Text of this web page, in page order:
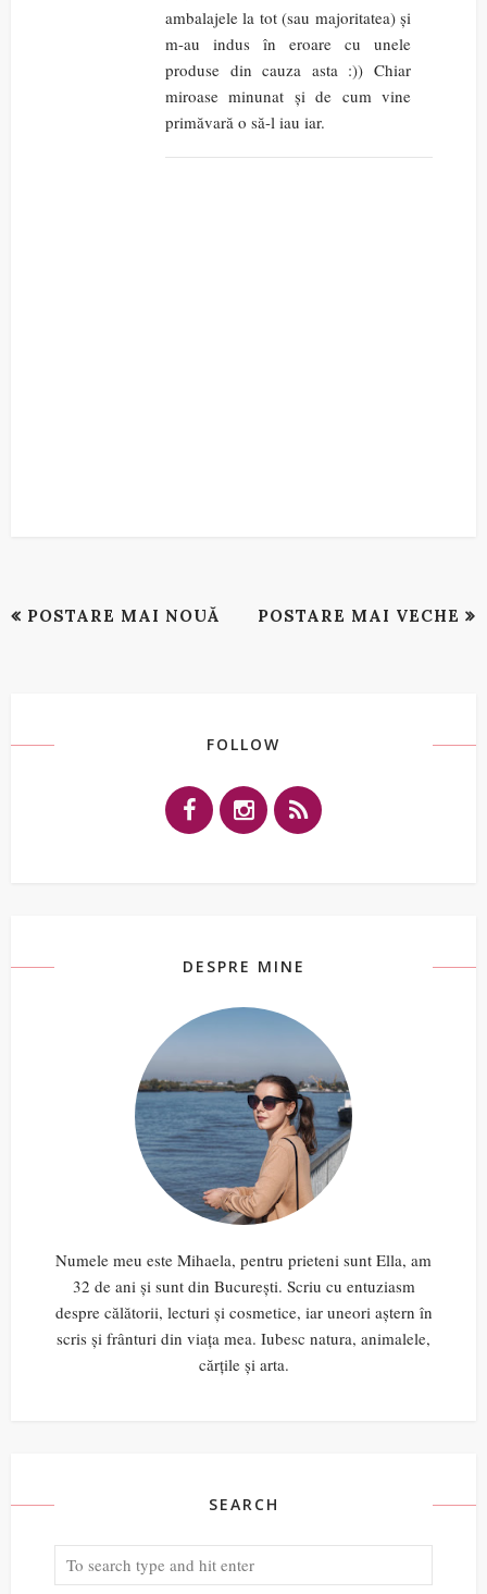
ambalajele la tot (sau majoritatea) și
m-au indus în eroare cu unele
produse din cauza asta :)) Chiar
miroase minunat și de cum vine
primăvară o să-l iau iar.
POSTARE MAI NOUĂ POSTARE MAI VECHE
FOLLOW
DESPRE MINE
Numele meu este Mihaela, pentru prieteni sunt Ella, am
32 de ani și sunt din București. Scriu cu entuziasm
despre călătorii, lecturi și cosmetice, iar uneori aștern în
scris și frânturi din viața mea. Iubesc natura, animalele,
cărțile și arta.
SEARCH